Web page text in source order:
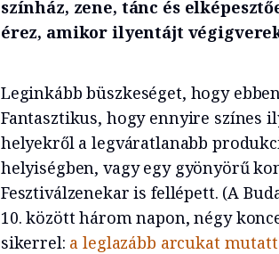
színház, zene, tánc és
érez, amikor ilyentájt
Leginkább büszkeséget, hogy
Fantasztikus, hogy ennyire színes
helyekről a legváratlanabb
helyiségben, vagy egy gyönyörű
Fesztiválzenekar is fellépett. (A
10. között három napon, négy
sikerrel: a leglazább arcukat